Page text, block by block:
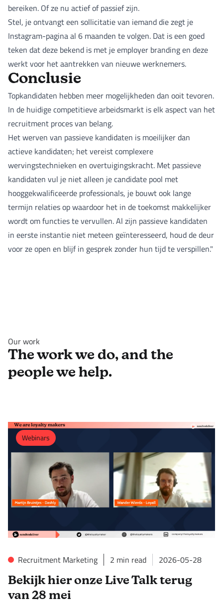
bereiken. Of ze nu actief of passief zijn.
Stel, je ontvangt een sollicitatie van iemand die zegt je
Instagram-pagina al 6 maanden te volgen. Dat is een goed
teken dat deze bekend is met je employer branding en deze
werkt voor het aantrekken van nieuwe werknemers.
Conclusie
Topkandidaten hebben meer mogelijkheden dan ooit tevoren.
In de huidige competitieve arbeidsmarkt is elk aspect van het
recruitment proces van belang.
Het werven van passieve kandidaten is moeilijker dan
actieve kandidaten; het vereist complexere
wervingstechnieken en overtuigingskracht. Met passieve
kandidaten vul je niet alleen je candidate pool met
hooggekwalificeerde professionals, je bouwt ook lange
termijn relaties op waardoor het in de toekomst makkelijker
wordt om functies te vervullen. Al zijn passieve kandidaten
in eerste instantie niet meteen geïnteresseerd, houd de deur
voor ze open en blijf in gesprek zonder hun tijd te verspillen."
Our work
The work we do, and the
people we help.
Webinars
Recruitment Marketing 2 min read 2026-05-28
Bekijk hier onze Live Talk terug
van 28 mei